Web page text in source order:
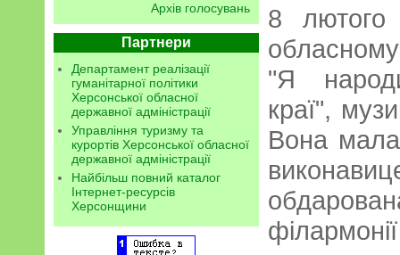
Архів голосувань
Партнери
Департамент реалізації
гуманітарної політики
Херсонської обласної
державної адміністрації
Управління туризму та
курортів Херсонської обласної
державної адміністрації
Найбільш повний каталог
Інтернет-ресурсів
Херсонщини
8
"Я
краї",
Вона